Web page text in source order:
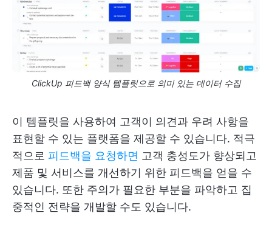
ClickUp 피드백 양식 템플릿으로 의미 있는 데이터 수집
이 템플릿을 사용하여 고객이 의견과 우려 사항을
표현할 수 있는 플랫폼을 제공할 수 있습니다. 적극
적으로 피드백을 요청하면 고객 충성도가 향상되고
제품 및 서비스를 개선하기 위한 피드백을 얻을 수
있습니다. 또한 주의가 필요한 부분을 파악하고 집
중적인 전략을 개발할 수도 있습니다.